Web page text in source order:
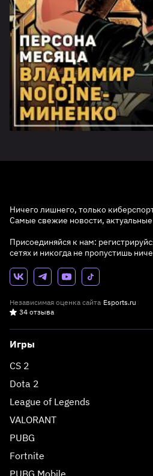
Ничего лишнего, только
Самые свежие новости,
Присоединяйся к нам:
сетях и никогда не пропустишь
Независимая оценка сайта Esports.ru
34 отзыва
Игры
CS 2
Dota 2
League of Legends
VALORANT
PUBG
Fortnite
PUBG Mobile